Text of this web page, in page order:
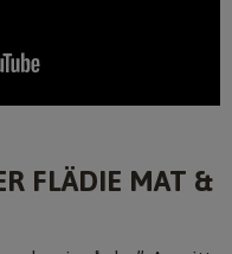
FLÄDIE MAT &